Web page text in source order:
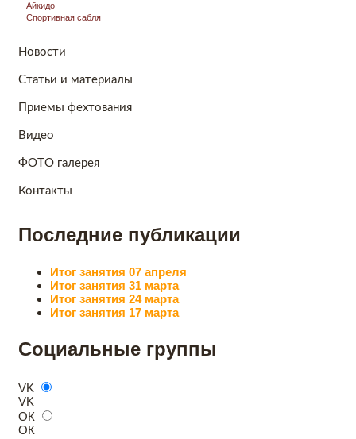
Айкидо
Спортивная сабля
Новости
Статьи и материалы
Приемы фехтования
Видео
ФОТО галерея
Контакты
Последние публикации
Итог занятия 07 апреля
Итог занятия 31 марта
Итог занятия 24 марта
Итог занятия 17 марта
Социальные группы
VK
VK
ОК
ОК